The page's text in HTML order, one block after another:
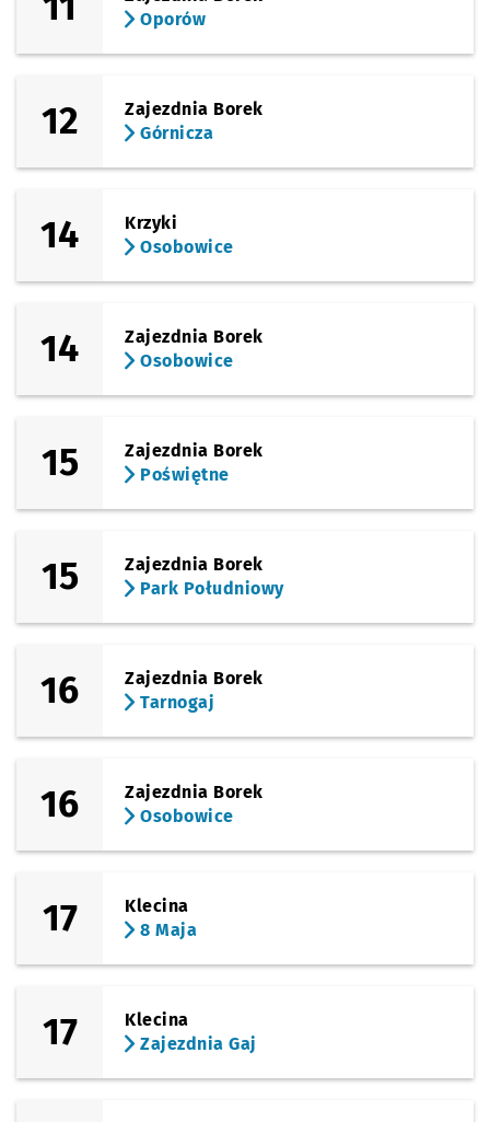
Oporów
12
Zajezdnia Borek
Górnicza
14
Krzyki
Osobowice
14
Zajezdnia Borek
Osobowice
15
Zajezdnia Borek
Poświętne
15
Zajezdnia Borek
Park Południowy
16
Zajezdnia Borek
Tarnogaj
16
Zajezdnia Borek
Osobowice
17
Klecina
8 Maja
17
Klecina
Zajezdnia Gaj